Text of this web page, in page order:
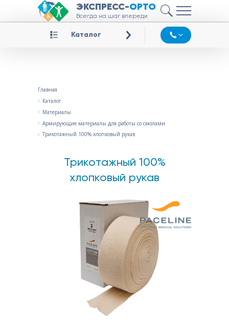
ЭКСПРЕСС-ОРТО
Всегда на шаг впереди
Каталог
Главная
Каталог
Материалы
Армирующие материалы для работы со смолами
Трикотажный 100% хлопковый рукав
Трикотажный 100%
хлопковый рукав